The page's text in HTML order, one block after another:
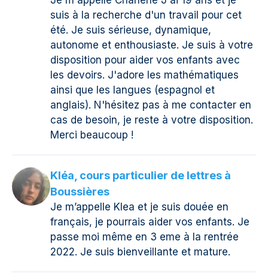
suis à la recherche d'un travail pour cet
été. Je suis sérieuse, dynamique,
autonome et enthousiaste. Je suis à votre
disposition pour aider vos enfants avec
les devoirs. J'adore les mathématiques
ainsi que les langues (espagnol et
anglais). N'hésitez pas à me contacter en
cas de besoin, je reste à votre disposition.
Merci beaucoup !
Kléa, cours particulier de lettres à
Boussières
Je m’appelle Klea et je suis douée en
français, je pourrais aider vos enfants. Je
passe moi même en 3 eme à la rentrée
2022. Je suis bienveillante et mature.